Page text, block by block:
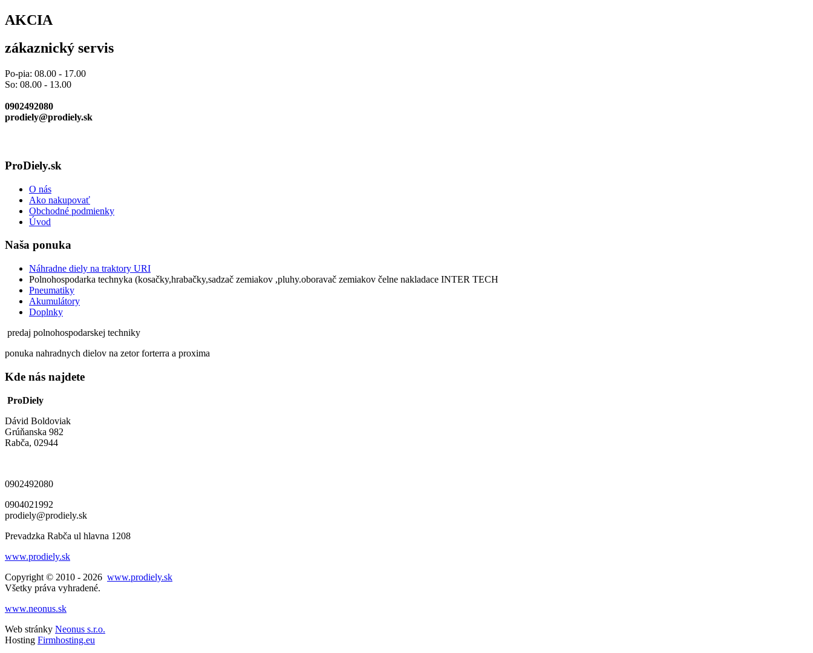
AKCIA
zákaznický servis
Po-pia: 08.00 - 17.00
So: 08.00 - 13.00
0902492080
prodiely@prodiely.sk
ProDiely.sk
O nás
Ako nakupovať
Obchodné podmienky
Úvod
Naša ponuka
Náhradne diely na traktory URI
Polnohospodarka technyka (kosačky,hrabačky,sadzač zemiakov ,pluhy.oboravač zemiakov čelne nakladace INTER TECH
Pneumatiky
Akumulátory
Doplnky
predaj polnohospodarskej techniky
ponuka nahradnych dielov na zetor forterra a proxima
Kde nás najdete
ProDiely
Dávid Boldoviak
Grúňanska 982
Rabča, 02944
0902492080
0904021992
prodiely@prodiely.sk
Prevadzka Rabča ul hlavna 1208
www.prodiely.sk
Copyright © 2010 - 2026 www.prodiely.sk
Všetky práva vyhradené.
www.neonus.sk
Web stránky Neonus s.r.o.
Hosting Firmhosting.eu